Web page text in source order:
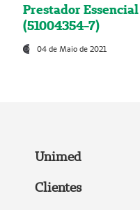
Prestador
(51004354-7)
04 de Maio de 2021
Unimed
Clientes